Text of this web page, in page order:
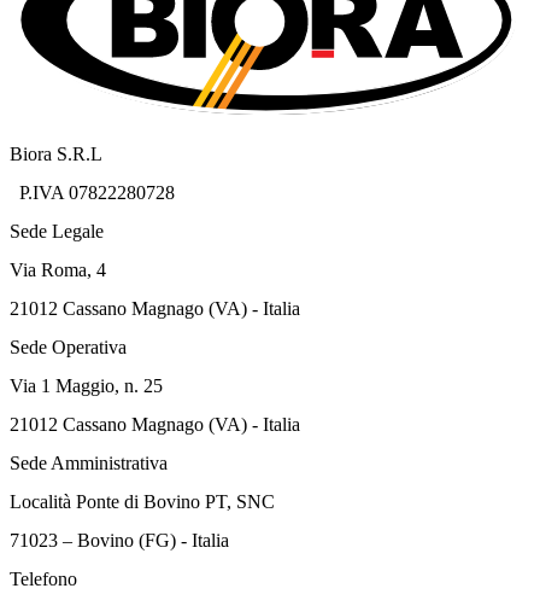
Biora S.R.L
P.IVA 07822280728
Sede Legale
Via Roma, 4
21012 Cassano Magnago (VA) - Italia
Sede Operativa
Via 1 Maggio, n. 25
21012 Cassano Magnago (VA) - Italia
Sede Amministrativa
Località Ponte di Bovino PT, SNC
71023 – Bovino (FG) - Italia
Telefono